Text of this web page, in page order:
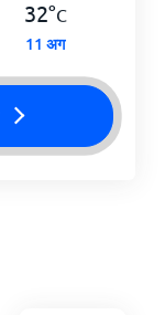
32°C
11 अग